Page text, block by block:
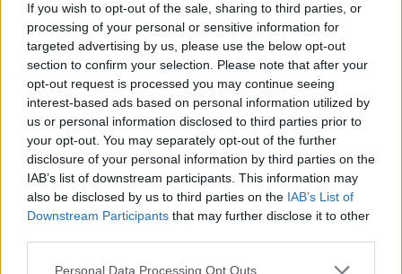
If you wish to opt-out of the sale, sharing to third parties, or
processing of your personal or sensitive information for
targeted advertising by us, please use the below opt-out
section to confirm your selection. Please note that after your
opt-out request is processed you may continue seeing
interest-based ads based on personal information utilized by
us or personal information disclosed to third parties prior to
your opt-out. You may separately opt-out of the further
disclosure of your personal information by third parties on the
IAB’s list of downstream participants. This information may
also be disclosed by us to third parties on the IAB’s List of
Downstream Participants that may further disclose it to other
Personal Data Processing Opt Outs
Und machen Sie sich selbst einen Gefallen und gehen Sie in
einen Schönheitsladen, um sich einen Kamm zu kaufen, der
auch Zentimeter anzeigt. Dies sind gebräuchliche
Werkzeuge unter Friseuren und sehr hilfreich zum
Veranschaulichen, wieviel Haar tatsächlich mit “ein paar
Zentimetern” abgeschnitten wird…
Zu guter letzt ist es am Wichtigsten, präzise zu sein mit Ihren
Beschreibungen, was genau Sie wollen. Und andersrum
vergewissern Sie sich auch, dass Ihr Friseur Ihnen sagt, was
genau er oder sie plant zu tun bis Sie ein genaues
Verständnis haben, was genau mit Ihren Haaren gemacht